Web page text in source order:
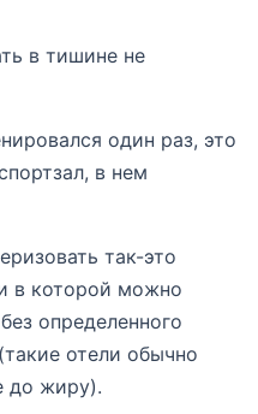
в тишине не
один раз, это
в нем
так-это
в которой можно
определенного
отели обычно
до жиру).